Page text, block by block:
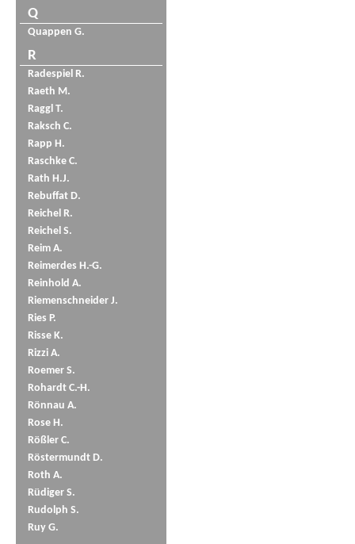
Q
Quappen G.
R
Radespiel R.
Raeth M.
Raggl T.
Raksch C.
Rapp H.
Raschke C.
Rath H.J.
Rebuffat D.
Reichel R.
Reichel S.
Reim A.
Reimerdes H.-G.
Reinhold A.
Riemenschneider J.
Ries P.
Risse K.
Rizzi A.
Roemer S.
Rohardt C.-H.
Rönnau A.
Rose H.
Rößler C.
Röstermundt D.
Roth A.
Rüdiger S.
Rudolph S.
Ruy G.